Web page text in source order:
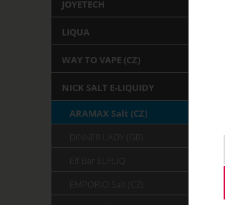
JOYETECH
LIQUA
WAY TO VAPE (CZ)
NICK SALT E-LIQUIDY
ARAMAX Salt (CZ)
DINNER LADY (GB)
EMPORIO Salt (CZ)